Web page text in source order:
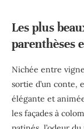
Les plus
parenthèses
Nichée entre
sortie d’un conte,
élégante et
les façades à